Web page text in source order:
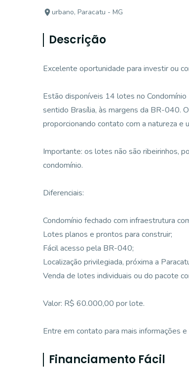
urbano, Paracatu - MG
Descrição
Excelente oportunidade para investir ou
Estão disponíveis 14 lotes no
sentido Brasília, às margens da BR-040.
proporcionando contato com a natureza e
Importante: os lotes não são ribeirinhos,
condomínio.
Diferenciais:
Condomínio fechado com infraestrutura
Lotes planos e prontos para construir;
Fácil acesso pela BR-040;
Localização privilegiada, próxima a
Venda de lotes individuais ou do pacote
Valor: R$ 60.000,00 por lote.
Entre em contato para mais informações
Financiamento Fácil